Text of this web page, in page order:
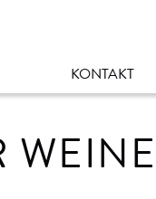
KONTAKT
WEINE